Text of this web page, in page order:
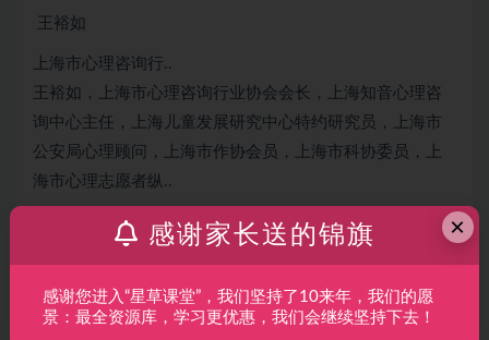
王裕如
上海市心理咨询行..
王裕如，上海市心理咨询行业协会会长，上海知音心理咨
询中心主任，上海儿童发展研究中心特约研究员，上海市
公安局心理顾问，上海市作协会员，上海市科协委员，上
海市心理志愿者纵..
成人的心理障碍达到10%以上，未成年人的比率更高，每
右。魔高一尺道高一丈。
×
感谢家长送的锦旗
感谢您进入“星草课堂”，我们坚持了10来年，我们的愿
景：最全资源库，学习更优惠，我们会继续坚持下去！